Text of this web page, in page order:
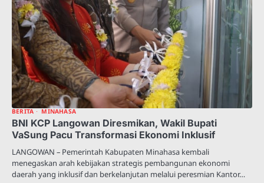
BERITA MINAHASA
BNI KCP Langowan Diresmikan, Wakil Bupati
VaSung Pacu Transformasi Ekonomi Inklusif
LANGOWAN – Pemerintah Kabupaten Minahasa kembali
menegaskan arah kebijakan strategis pembangunan ekonomi
daerah yang inklusif dan berkelanjutan melalui peresmian Kantor…